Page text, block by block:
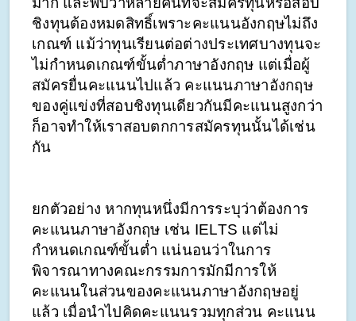
ชิงทุนต้องหมดสิทธิ์เพราะคะแนนอังกฤษไม่ถึง
เกณฑ์ แม้ว่าทุนเรียนต่อต่างประเทศบางทุนจะ
ไม่กำหนดเกณฑ์ขั้นต่ำภาษาอังกฤษ แต่เมื่อผู้
สมัครยื่นคะแนนไปแล้ว คะแนนภาษาอังกฤษ
ของคู่แข่งที่สอบชิงทุนเดียวกันมีคะแนนสูงกว่า
ก็อาจทำให้เราสอบตกการสมัครทุนนั้นได้เช่น
กัน
ยกตัวอย่าง หากทุนหนึ่งมีการระบุว่าต้องการ
คะแนนภาษาอังกฤษ เช่น IELTS แต่ไม่
กำหนดเกณฑ์ขั้นต่ำ แน่นอนว่าในการ
พิจารณาทางคณะกรรมการมักมีการให้
คะแนนในส่วนของคะแนนภาษาอังกฤษอยู่
แล้ว เมื่อนำไปคิดคะแนนรวมทุกส่วน คะแนน